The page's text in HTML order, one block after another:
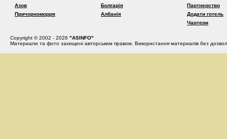
Азов
Причорноморря
Болгарія
Албанія
Партнерство
Додати готель
Чартери
Copyright © 2002 - 2026 "ASINFO"
Материали та фото захищені авторським правом. Використання материалів без